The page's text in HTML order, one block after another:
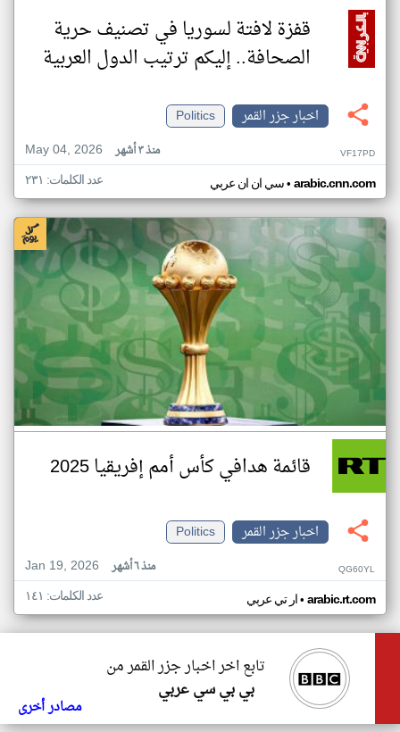
قفزة لافتة لسوريا في تصنيف حرية
الصحافة.. إليكم ترتيب الدول العربية
اخبار جزر القمر
Politics
May 04, 2026
منذ ٣ أشهر VF17PD
سي ان ان عربي• arabic.cnn.com عدد الكلمات: ٢٣١
قائمة هدافي كأس أمم إفريقيا 2025
اخبار جزر القمر
Politics
Jan 19, 2026
منذ ٦ أشهر QG60YL
ار تي عربي• arabic.rt.com عدد الكلمات: ١٤١
تابع اخر اخبار جزر القمر من
بي بي سي عربي
مصادر أخرى